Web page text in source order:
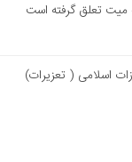
میت تعلق گرفته است